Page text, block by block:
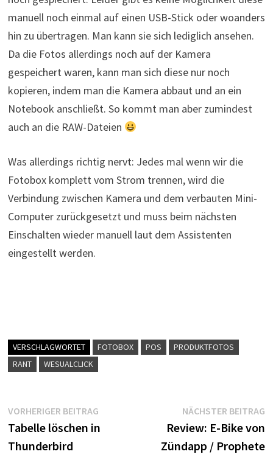
manuell noch einmal auf einen USB-Stick oder woanders
hin zu übertragen. Man kann sie sich lediglich ansehen.
Da die Fotos allerdings noch auf der Kamera
gespeichert waren, kann man sich diese nur noch
kopieren, indem man die Kamera abbaut und an ein
Notebook anschließt. So kommt man aber zumindest
auch an die RAW-Dateien
Was allerdings richtig nervt: Jedes mal wenn wir die
Fotobox komplett vom Strom trennen, wird die
Verbindung zwischen Kamera und dem verbauten Mini-
Computer zurückgesetzt und muss beim nächsten
Einschalten wieder manuell laut dem Assistenten
eingestellt werden.
VERSCHLAGWORTET FOTOBOX POS
PRODUKTFOTOS
RANT
WESUALCLICK
Beitragsnavigation
VORHERIGER BEITRAGVorheriger
Beitrag:
Tabelle löschen in
Thunderbird
NÄCHSTER BEITRAG
Review: E-Bike von
Zündapp / Prophete